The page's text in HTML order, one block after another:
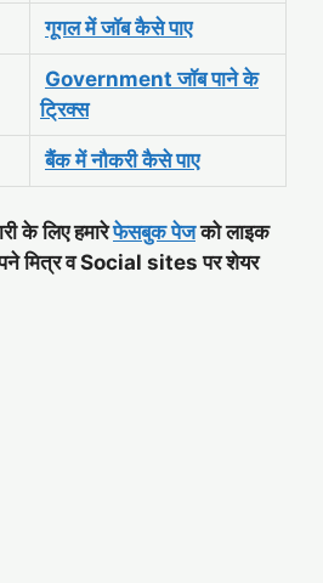
गूगल में जॉब कैसे पाए
Government जॉब पाने के
ट्रिक्स
बैंक में नौकरी कैसे पाए
के लिए हमारेफेसबुक पेजको लाइक
मित्र व Social sites पर शेयर